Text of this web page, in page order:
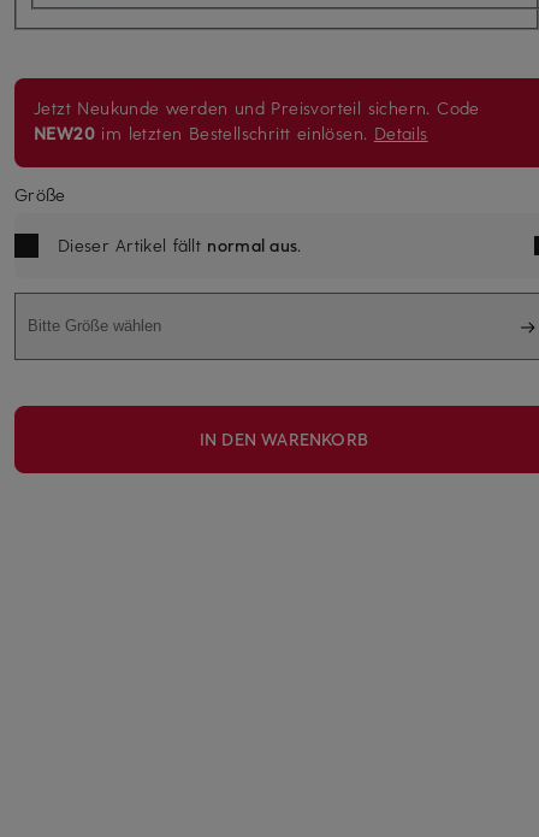
Jetzt Neukunde werden und Preisvorteil sichern. Code
NEW20 im letzten Bestellschritt einlösen. Details
Größe
Dieser Artikel fällt normal aus.
Bitte Größe wählen
IN DEN WARENKORB